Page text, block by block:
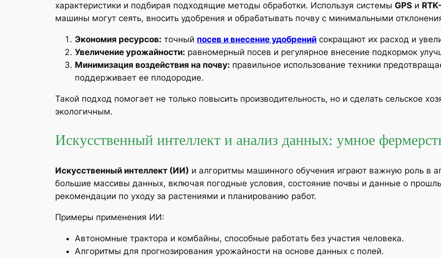
характеристики и подбирая подходящие методы обработки. Используя системы GPS и
машины могут сеять, вносить удобрения и обрабатывать почву с минимальными
Экономия ресурсов: точный посев и внесение удобрений сокращают их расход и
Увеличение урожайности: равномерный посев и регулярное внесение подкормок
Минимизация воздействия на почву: правильное использование техники
поддерживает ее плодородие.
Такой подход помогает не только повысить производительность, но и сделать сельское
экологичным.
Искусственный интеллект и анализ данных: умное
Искусственный интеллект (ИИ) и алгоритмы машинного обучения играют важную роль в
большие массивы данных, включая погодные условия, состояние почвы и данные о
рекомендации по уходу за растениями и планированию работ.
Примеры применения ИИ:
Автономные трактора и комбайны, способные работать без участия человека.
Алгоритмы для прогнозирования урожайности на основе данных с полей.